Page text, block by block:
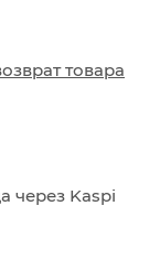
товара
через Kaspi